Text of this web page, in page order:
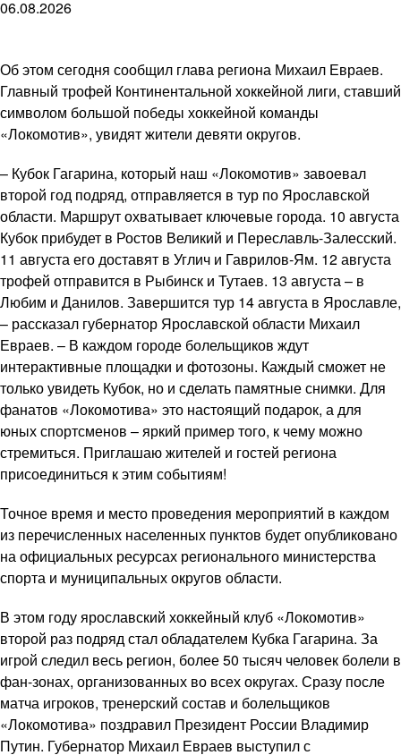
06.08.2026
Об этом сегодня сообщил глава региона Михаил Евраев.
Главный трофей Континентальной хоккейной лиги, ставший
символом большой победы хоккейной команды
«Локомотив», увидят жители девяти округов.
– Кубок Гагарина, который наш «Локомотив» завоевал
второй год подряд, отправляется в тур по Ярославской
области. Маршрут охватывает ключевые города. 10 августа
Кубок прибудет в Ростов Великий и Переславль-Залесский.
11 августа его доставят в Углич и Гаврилов-Ям. 12 августа
трофей отправится в Рыбинск и Тутаев. 13 августа – в
Любим и Данилов. Завершится тур 14 августа в Ярославле,
– рассказал губернатор Ярославской области Михаил
Евраев. – В каждом городе болельщиков ждут
интерактивные площадки и фотозоны. Каждый сможет не
только увидеть Кубок, но и сделать памятные снимки. Для
фанатов «Локомотива» это настоящий подарок, а для
юных спортсменов – яркий пример того, к чему можно
стремиться. Приглашаю жителей и гостей региона
присоединиться к этим событиям!
Точное время и место проведения мероприятий в каждом
из перечисленных населенных пунктов будет опубликовано
на официальных ресурсах регионального министерства
спорта и муниципальных округов области.
В этом году ярославский хоккейный клуб «Локомотив»
второй раз подряд стал обладателем Кубка Гагарина. За
игрой следил весь регион, более 50 тысяч человек болели в
фан-зонах, организованных во всех округах. Сразу после
матча игроков, тренерский состав и болельщиков
«Локомотива» поздравил Президент России Владимир
Путин. Губернатор Михаил Евраев выступил с